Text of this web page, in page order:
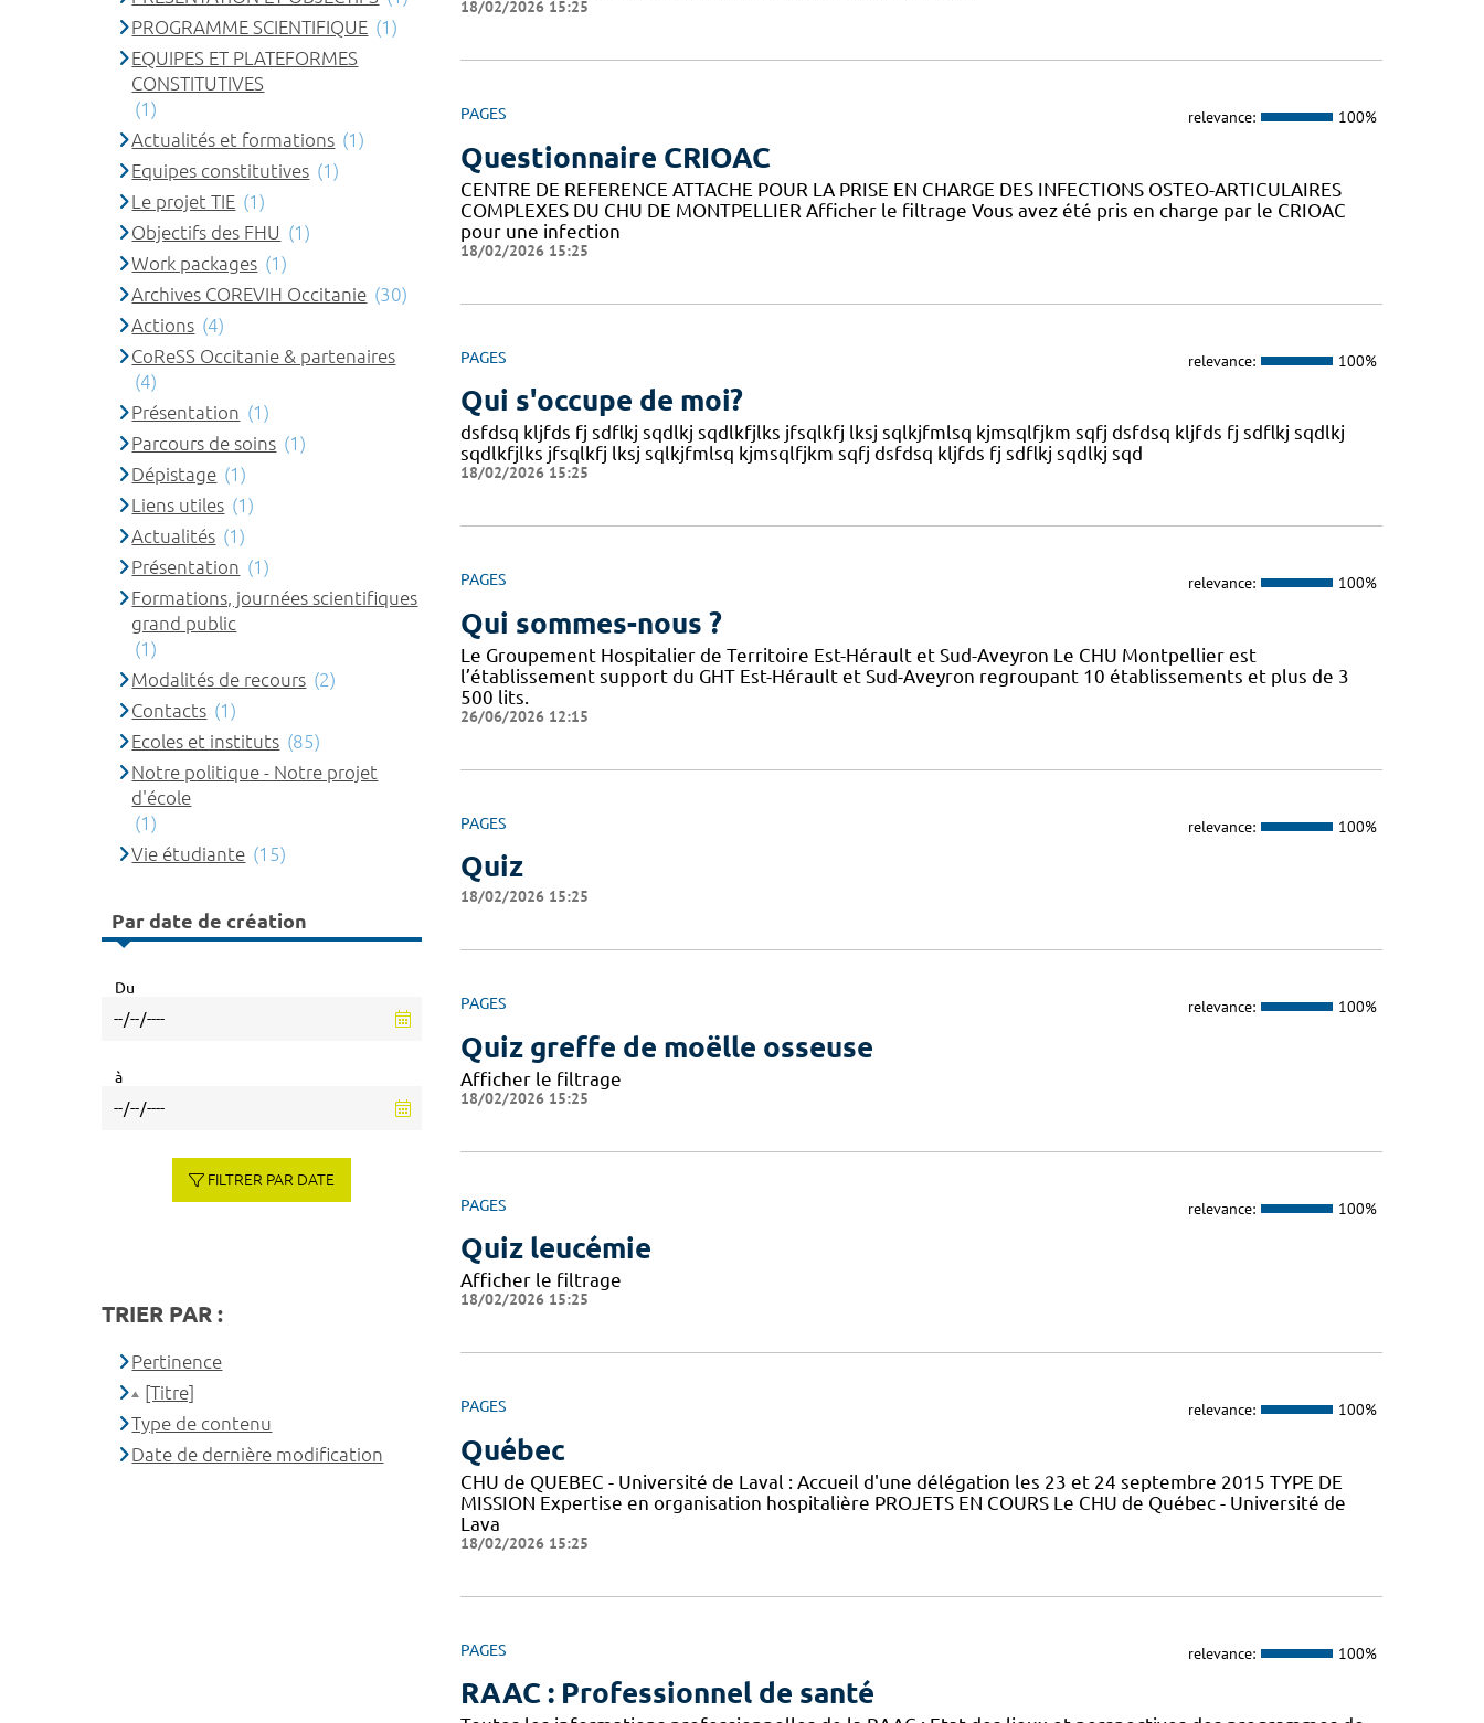
18/02/2026 15:25
PAGES relevance: 100%
Questionnaire CRIOAC
CENTRE DE REFERENCE ATTACHE POUR LA PRISE EN CHARGE DES INFECTIONS OSTEO-ARTICULAIRES
COMPLEXES DU CHU DE MONTPELLIER Afficher le filtrage Vous avez été pris en charge par le CRIOAC
pour une infection
18/02/2026 15:25
PAGES relevance: 100%
Qui s'occupe de moi?
dsfdsq kljfds fj sdflkj sqdlkj sqdlkfjlks jfsqlkfj lksj sqlkjfmlsq kjmsqlfjkm sqfj dsfdsq kljfds fj sdflkj sqdlkj
sqdlkfjlks jfsqlkfj lksj sqlkjfmlsq kjmsqlfjkm sqfj dsfdsq kljfds fj sdflkj sqdlkj sqd
18/02/2026 15:25
PAGES relevance: 100%
Qui sommes-nous ?
Le Groupement Hospitalier de Territoire Est-Hérault et Sud-Aveyron Le CHU Montpellier est
l’établissement support du GHT Est-Hérault et Sud-Aveyron regroupant 10 établissements et plus de 3
500 lits.
26/06/2026 12:15
PAGES relevance: 100%
Quiz
18/02/2026 15:25
PAGES relevance: 100%
Quiz greffe de moëlle osseuse
Afficher le filtrage
18/02/2026 15:25
PAGES relevance: 100%
Quiz leucémie
Afficher le filtrage
18/02/2026 15:25
PAGES relevance: 100%
Québec
CHU de QUEBEC - Université de Laval : Accueil d'une délégation les 23 et 24 septembre 2015 TYPE DE
MISSION Expertise en organisation hospitalière PROJETS EN COURS Le CHU de Québec - Université de
Lava
18/02/2026 15:25
PAGES relevance: 100%
RAAC : Professionnel de santé
PROGRAMME SCIENTIFIQUE (1)
EQUIPES ET PLATEFORMES
CONSTITUTIVES
(1)
Actualités et formations (1)
Equipes constitutives (1)
Le projet TIE (1)
Objectifs des FHU (1)
Work packages (1)
Archives COREVIH Occitanie (30)
Actions (4)
CoReSS Occitanie & partenaires
(4)
Présentation (1)
Parcours de soins (1)
Dépistage (1)
Liens utiles (1)
Actualités (1)
Présentation (1)
Formations, journées scientifiques
grand public
(1)
Modalités de recours (2)
Contacts (1)
Ecoles et instituts (85)
Notre politique - Notre projet
d'école
(1)
Vie étudiante (15)
Par date de création
Du
à
FILTRER PAR DATE
TRIER PAR :
Pertinence
[Titre]
Type de contenu
Date de dernière modification